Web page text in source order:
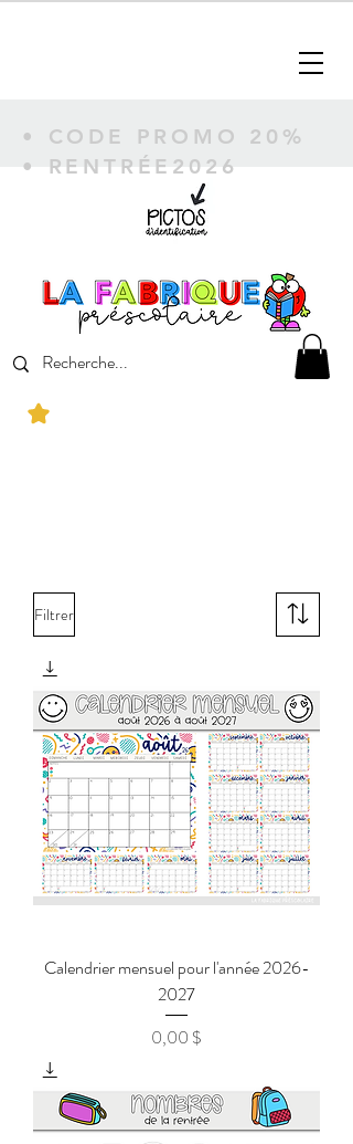
• CODE PROMO 20%
• RENTRÉE2026
Filtrer
Calendrier mensuel pour l'année 2026-
2027
Prix
0,00 $